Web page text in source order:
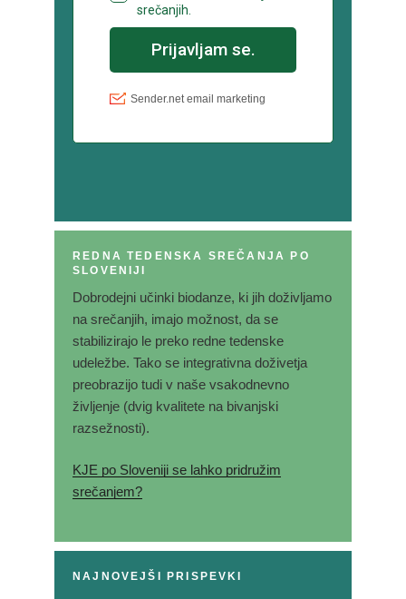
REDNA TEDENSKA SREČANJA PO
SLOVENIJI
Dobrodejni učinki biodanze, ki jih doživljamo
na srečanjih, imajo možnost, da se
stabilizirajo le preko redne tedenske
udeležbe. Tako se integrativna doživetja
preobrazijo tudi v naše vsakodnevno
življenje (dvig kvalitete na bivanjski
razsežnosti).
KJE po Sloveniji se lahko pridružim
srečanjem?
NAJNOVEJŠI PRISPEVKI